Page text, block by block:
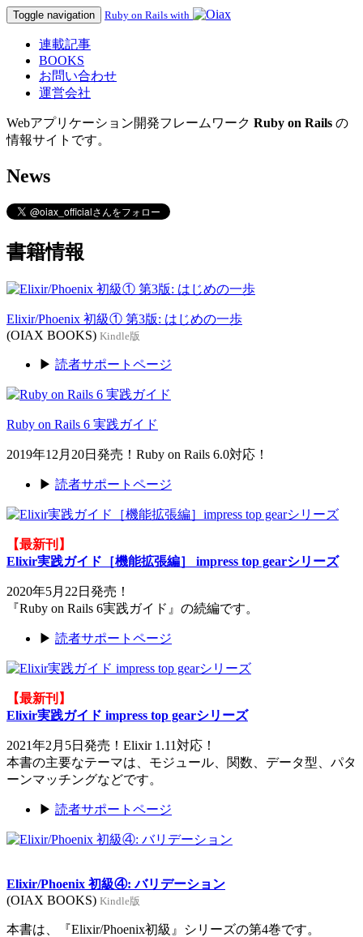
Toggle navigation Ruby on Rails with
連載記事
BOOKS
お問い合わせ
運営会社
Webアプリケーション開発フレームワーク Ruby on Rails の
情報サイトです。
News
書籍情報
Elixir/Phoenix 初級① 第3版: はじめの一歩
(OIAX BOOKS) Kindle版
▶ 読者サポートページ
Ruby on Rails 6 実践ガイド
2019年12月20日発売！Ruby on Rails 6.0対応！
▶ 読者サポートページ
【最新刊】
Elixir実践ガイド［機能拡張編］ impress top gearシリーズ
2020年5月22日発売！
『Ruby on Rails 6実践ガイド』の続編です。
▶ 読者サポートページ
【最新刊】
Elixir実践ガイド impress top gearシリーズ
2021年2月5日発売！Elixir 1.11対応！
本書の主要なテーマは、モジュール、関数、データ型、パタ
ーンマッチングなどです。
▶ 読者サポートページ
Elixir/Phoenix 初級④: バリデーション
(OIAX BOOKS) Kindle版
本書は、『Elixir/Phoenix初級』シリーズの第4巻です。